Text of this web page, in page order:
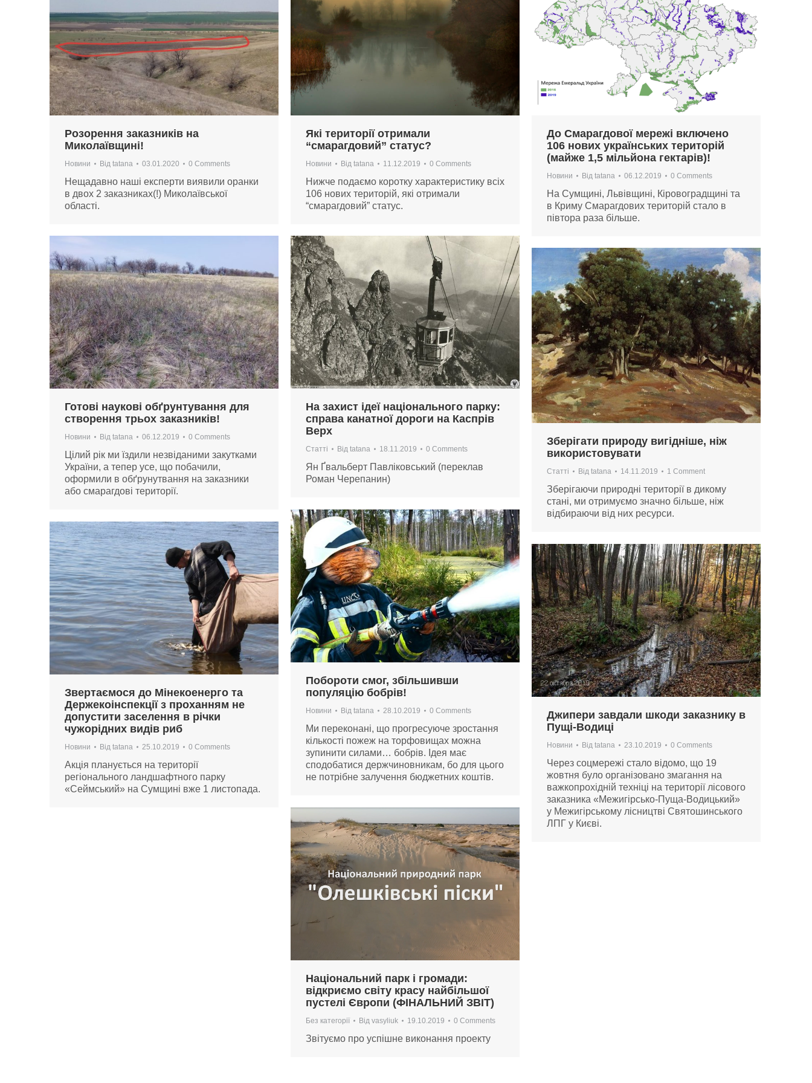
Розорення заказників на
Миколаївщині!
Новини Від tatana 03.01.2020 0 Comments
Нещадавно наші експерти виявили оранки
в двох 2 заказниках(!) Миколаївської
області.
Які території отримали
“смарагдовий” статус?
Новини Від tatana 11.12.2019 0 Comments
Нижче подаємо коротку характеристику всіх
106 нових територій, які отримали
“смарагдовий” статус.
До Смарагдової мережі включено
106 нових українських територій
(майже 1,5 мільйона гектарів)!
Новини Від tatana 06.12.2019 0 Comments
На Сумщині, Львівщині, Кіровоградщині та
в Криму Смарагдових територій стало в
півтора раза більше.
Готові наукові обґрунтування для
створення трьох заказників!
Новини Від tatana 06.12.2019 0 Comments
Цілий рік ми їздили незвіданими закутками
України, а тепер усе, що побачили,
оформили в обґрунутвання на заказники
або смарагдові території.
На захист ідеї національного парку:
справа канатної дороги на Каспрів
Верх
Статті Від tatana 18.11.2019 0 Comments
Ян Ґвальберт Павліковський (переклав
Роман Черепанин)
Зберігати природу вигідніше, ніж
використовувати
Статті Від tatana 14.11.2019 1 Comment
Зберігаючи природні території в дикому
стані, ми отримуємо значно більше, ніж
відбираючи від них ресурси.
Побороти смог, збільшивши
популяцію бобрів!
Новини Від tatana 28.10.2019 0 Comments
Ми переконані, що прогресуюче зростання
кількості пожеж на торфовищах можна
зупинити силами… бобрів. Ідея має
сподобатися держчиновникам, бо для цього
не потрібне залучення бюджетних коштів.
Звертаємося до Мінекоенерго та
Держекоінспекції з проханням не
допустити заселення в річки
чужорідних видів риб
Новини Від tatana 25.10.2019 0 Comments
Акція планується на території
регіонального ландшафтного парку
«Сеймський» на Сумщині вже 1 листопада.
Джипери завдали шкоди заказнику в
Пущі-Водиці
Новини Від tatana 23.10.2019 0 Comments
Через соцмережі стало відомо, що 19
жовтня було організовано змагання на
важкопрохідній техніці на території лісового
заказника «Межигірсько-Пуща-Водицький»
у Межигірському лісництві Святошинського
ЛПГ у Києві.
Національний парк і громади:
відкриємо світу красу найбільшої
пустелі Європи (ФІНАЛЬНИЙ ЗВІТ)
Без категорії Від vasyliuk 19.10.2019 0 Comments
Звітуємо про успішне виконання проекту